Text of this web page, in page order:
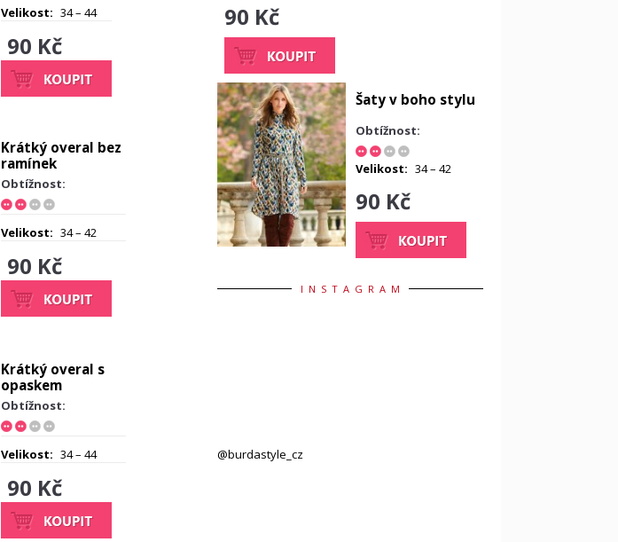
Velikost: 34 – 44
90 Kč
Krátký overal bez
ramínek
Obtížnost:
Velikost: 34 – 42
90 Kč
Krátký overal s
opaskem
Obtížnost:
Velikost: 34 – 44
90 Kč
90 Kč
Šaty v boho stylu
Obtížnost:
Velikost: 34 – 42
90 Kč
INSTAGRAM
@burdastyle_cz